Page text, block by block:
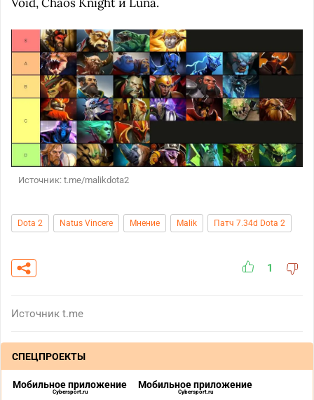
Источник: t.me/malikdota2
Dota 2 Natus Vincere Мнение Malik Патч 7.34d Dota 2
1
Источник t.me
СПЕЦПРОЕКТЫ
Мобильное приложение
Cybersport.ru
Мобильное приложение
Cybersport.ru